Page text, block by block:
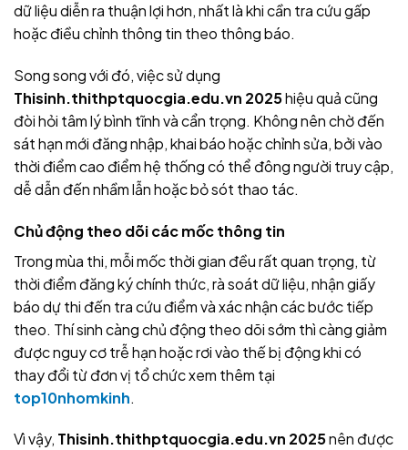
dữ liệu diễn ra thuận lợi hơn, nhất là khi cần tra cứu gấp
hoặc điều chỉnh thông tin theo thông báo.
Song song với đó, việc sử dụng
Thisinh.thithptquocgia.edu.vn 2025hiệu quả cũng
đòi hỏi tâm lý bình tĩnh và cẩn trọng. Không nên chờ đến
sát hạn mới đăng nhập, khai báo hoặc chỉnh sửa, bởi vào
thời điểm cao điểm hệ thống có thể đông người truy cập,
dễ dẫn đến nhầm lẫn hoặc bỏ sót thao tác.
Chủ động theo dõi các mốc thông tin
Trong mùa thi, mỗi mốc thời gian đều rất quan trọng, từ
thời điểm đăng ký chính thức, rà soát dữ liệu, nhận giấy
báo dự thi đến tra cứu điểm và xác nhận các bước tiếp
theo. Thí sinh càng chủ động theo dõi sớm thì càng giảm
được nguy cơ trễ hạn hoặc rơi vào thế bị động khi có
thay đổi từ đơn vị tổ chức xem thêm tại
top10nhomkinh.
Vì vậy, Thisinh.thithptquocgia.edu.vn 2025nên được